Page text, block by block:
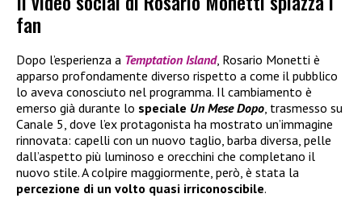
fan
Dopo l’esperienza a Temptation Island, Rosario Monetti è
apparso profondamente diverso rispetto a come il pubblico
lo aveva conosciuto nel programma. Il cambiamento è
emerso già durante lo speciale Un Mese Dopo, trasmesso su
Canale 5, dove l’ex protagonista ha mostrato un’immagine
rinnovata: capelli con un nuovo taglio, barba diversa, pelle
dall’aspetto più luminoso e orecchini che completano il
nuovo stile. A colpire maggiormente, però, è stata la
percezione di un volto quasi irriconoscibile.